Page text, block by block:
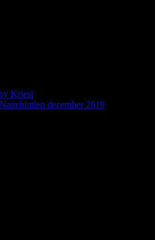
Kriesi
Nattehimlen december 2019